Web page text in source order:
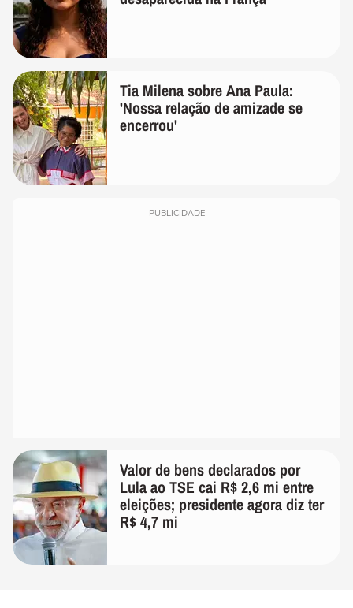
Tia Milena sobre Ana Paula:
'Nossa relação de amizade se
encerrou'
PUBLICIDADE
Valor de bens declarados por
Lula ao TSE cai R$ 2,6 mi entre
eleições; presidente agora diz ter
R$ 4,7 mi